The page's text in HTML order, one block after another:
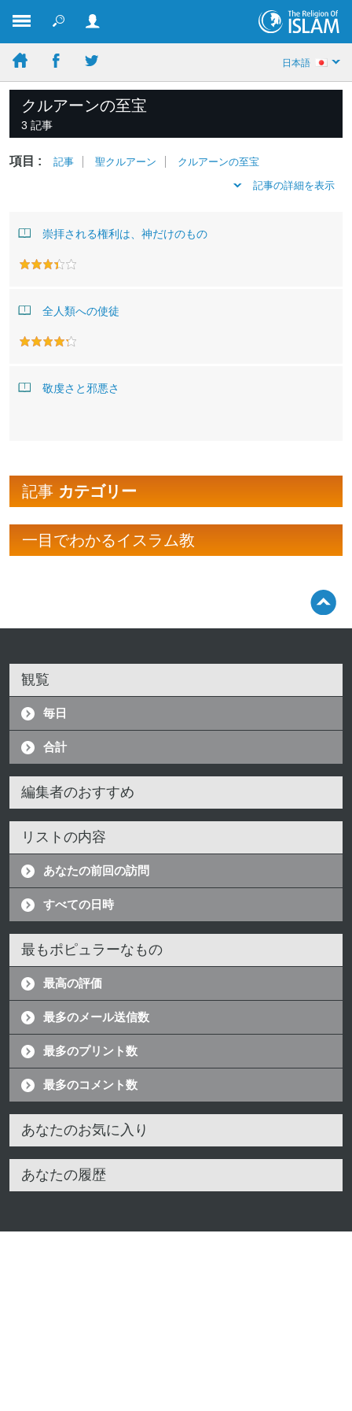
日本語
クルアーンの至宝
3 記事
項目 : 記事 聖クルアーン
クルアーンの至宝
記事の詳細を表示
崇拝される権利は、神だけのもの
全人類への使徒
敬虔さと邪悪さ
記事 カテゴリー
一目でわかるイスラム教
観覧
毎日
合計
編集者のおすすめ
リストの内容
あなたの前回の訪問
すべての日時
最もポピュラーなもの
最高の評価
最多のメール送信数
最多のプリント数
最多のコメント数
あなたのお気に入り
あなたの履歴